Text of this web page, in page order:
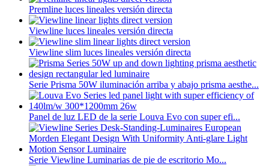
Premline luces lineales versión directa
Viewline luces lineales versión directa
Viewline slim luces lineales versión directa
Serie Prisma 50W iluminación arriba y abajo prisma aesthe...
Panel de luz LED de la serie Louva Evo con super efi...
Serie Viewline Luminarias de pie de escritorio Mo...